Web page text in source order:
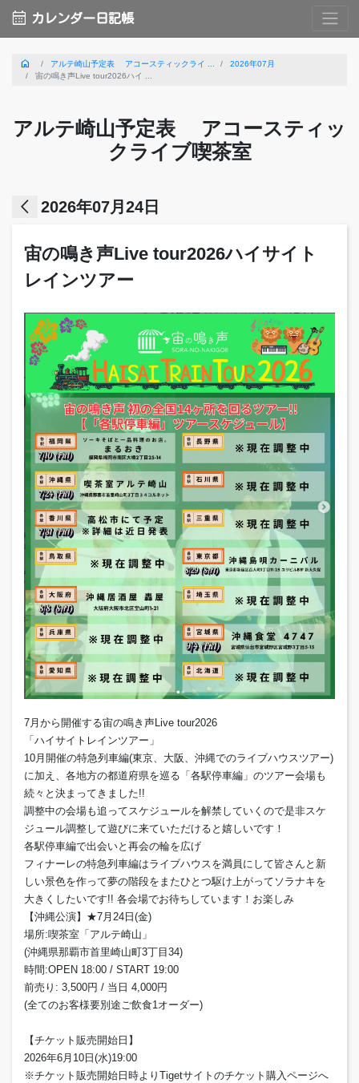
calendar_month カレンダー日記帳
home アルテ崎山予定表 アコースティックライ ...
2026年07月
宙の鳴き声Live tour2026ハイ ...
アルテ崎山予定表 アコースティッ
クライブ喫茶室
arrow_back_ios 2026年07月24日
宙の鳴き声Live tour2026ハイサイト
レインツアー
7月から開催する宙の鳴き声Live tour2026
「ハイサイトレインツアー」
10月開催の特急列車編(東京、大阪、沖縄でのライブハウスツアー)
に加え、各地方の都道府県を巡る「各駅停車編」のツアー会場も
続々と決まってきました!!
調整中の会場も追ってスケジュールを解禁していくので是非スケ
ジュール調整して遊びに来ていただけると嬉しいです！
各駅停車編で出会いと再会の輪を広げ
フィナーレの特急列車編はライブハウスを満員にして皆さんと新
しい景色を作って夢の階段をまたひとつ駆け上がってソラナキを
大きくしたいです!! 各会場でお待ちしています！お楽しみ
【沖縄公演】★7月24日(金)
場所:喫茶室「アルテ崎山」
(沖縄県那覇市首里崎山町3丁目34)
時間:OPEN 18:00 / START 19:00
前売り: 3,500円 / 当日 4,000円
(全てのお客様要別途ご飲食1オーダー)
【チケット販売開始日】
2026年6月10日(水)19:00
※チケット販売開始日時よりTigetサイトのチケット購入ページへ